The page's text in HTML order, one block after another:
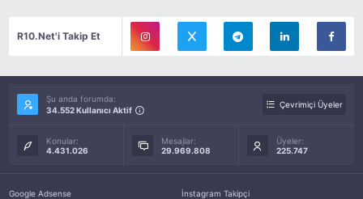
R10.Net'i Takip Et
Şu anda forumda:
34.552 Kullanıcı Aktif
Çevrimiçi Üyeler
Konular:
4.431.026
Mesajlar:
29.969.808
Üyeler:
225.747
Google Adsense İnstagram Takipçi